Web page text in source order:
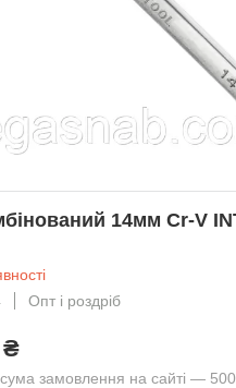
14мм Cr-V
Опт і роздріб
₴
замовлення на сайті —